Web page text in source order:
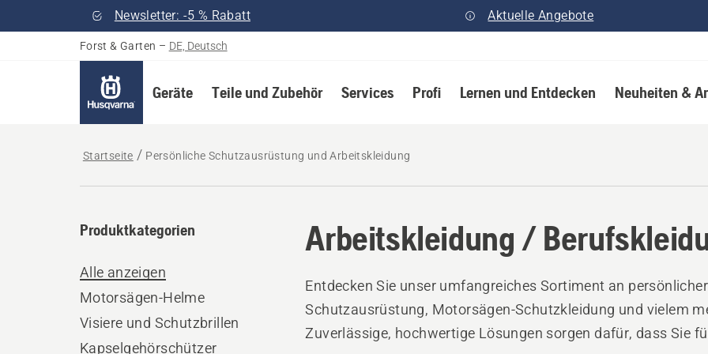
Newsletter: -5 % Rabatt Aktuelle Angebote
Forst & Garten – DE, Deutsch
Geräte Teile und Zubehör Services Profi Lernen und Entdecken Neuheiten &
Startseite Persönliche Schutzausrüstung und Arbeitskleidung
Arbeitskleidung /
Produktkategorien
Alle anzeigen
Motorsägen-Helme
Visiere und Schutzbrillen
Kapselgehörschützer
Entdecken Sie unser umfangreiches Sortiment an persönlicher
Schutzausrüstung, Motorsägen-Schutzkleidung und vielem
Zuverlässige, hochwertige Lösungen sorgen dafür, dass Sie